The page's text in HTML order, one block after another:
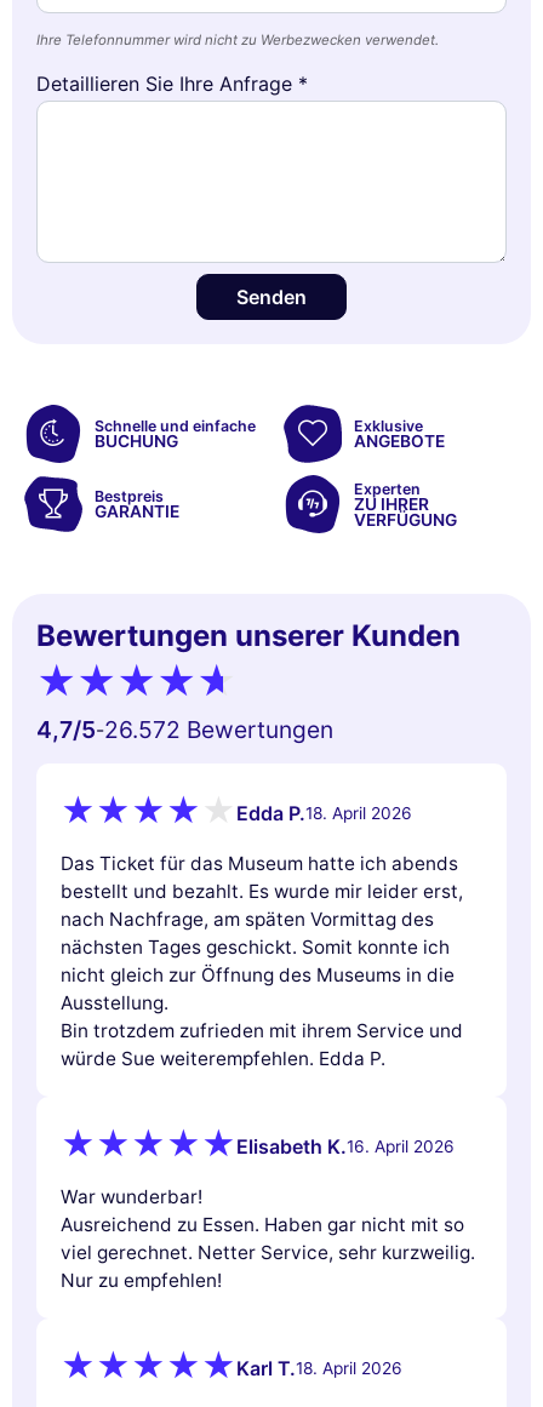
Ihre Telefonnummer wird nicht zu Werbezwecken verwendet.
Detaillieren Sie Ihre Anfrage *
Senden
Schnelle und einfache
BUCHUNG
Exklusive
ANGEBOTE
Bestpreis
GARANTIE
Experten
ZU IHRER
VERFÜGUNG
Bewertungen unserer Kunden
4,7/5-26.572 Bewertungen
Edda P.18. April 2026
Das Ticket für das Museum hatte ich abends
bestellt und bezahlt. Es wurde mir leider erst,
nach Nachfrage, am späten Vormittag des
nächsten Tages geschickt. Somit konnte ich
nicht gleich zur Öffnung des Museums in die
Ausstellung.
Bin trotzdem zufrieden mit ihrem Service und
würde Sue weiterempfehlen. Edda P.
Elisabeth K.16. April 2026
War wunderbar!
Ausreichend zu Essen. Haben gar nicht mit so
viel gerechnet. Netter Service, sehr kurzweilig.
Nur zu empfehlen!
Karl T.18. April 2026